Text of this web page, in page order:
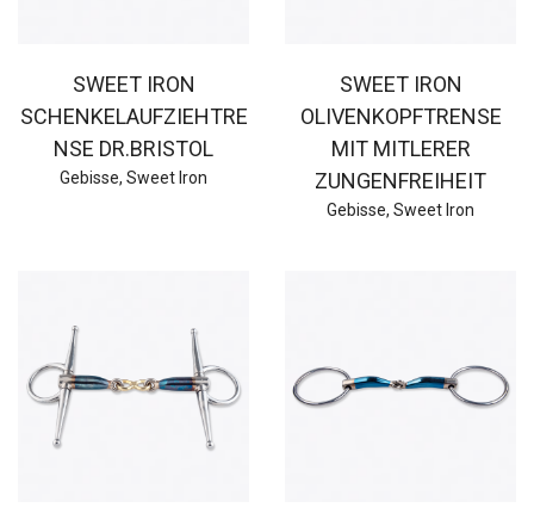
SWEET IRON
SCHENKELAUFZIEHTRE
NSE DR.BRISTOL
Gebisse, Sweet Iron
SWEET IRON
OLIVENKOPFTRENSE
MIT MITLERER
ZUNGENFREIHEIT
Gebisse, Sweet Iron